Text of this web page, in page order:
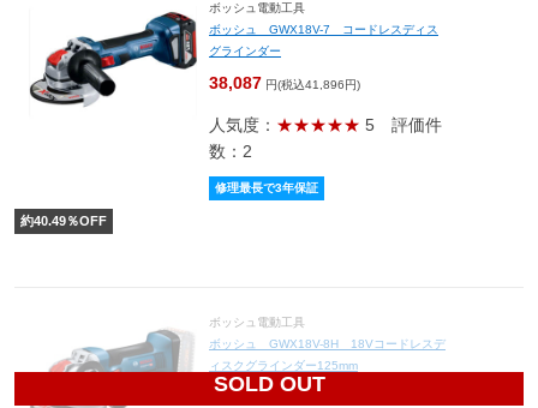
ボッシュ電動工具
ボッシュ GWX18V-7 コードレスディス
グラインダー
38,087 円(税込41,896円)
人気度： ★★★★★ 5 評価件
数：2
修理最長で3年保証
約40.49％OFF
SOLD OUT
ボッシュ電動工具
ボッシュ GWX18V-8H 18Vコードレスデ
ィスクグラインダー125mm
35,247